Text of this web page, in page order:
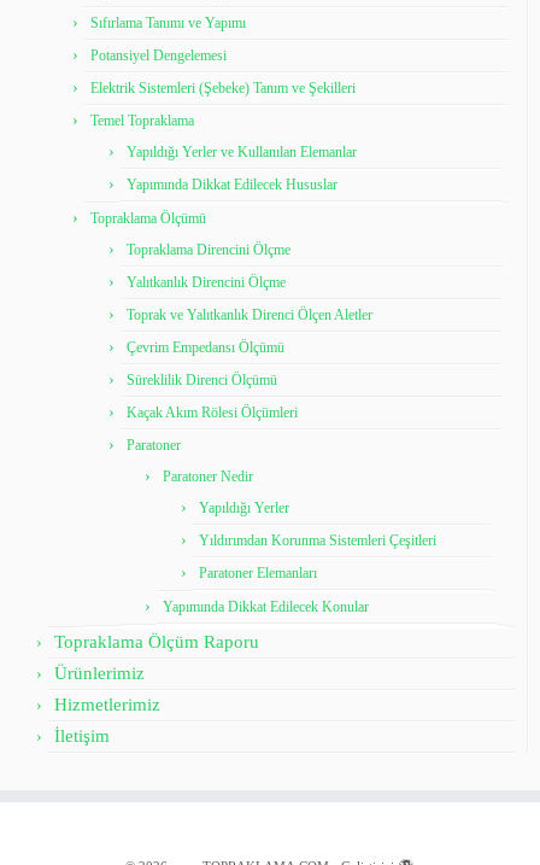
Sıfırlama Tanımı ve Yapımı
Potansiyel Dengelemesi
Elektrik Sistemleri (Şebeke) Tanım ve Şekilleri
Temel Topraklama
Yapıldığı Yerler ve Kullanılan Elemanlar
Yapımında Dikkat Edilecek Hususlar
Topraklama Ölçümü
Topraklama Direncini Ölçme
Yalıtkanlık Direncini Ölçme
Toprak ve Yalıtkanlık Direnci Ölçen Aletler
Çevrim Empedansı Ölçümü
Süreklilik Direnci Ölçümü
Kaçak Akım Rölesi Ölçümleri
Paratoner
Paratoner Nedir
Yapıldığı Yerler
Yıldırımdan Korunma Sistemleri Çeşitleri
Paratoner Elemanları
Yapımında Dikkat Edilecek Konular
Topraklama Ölçüm Raporu
Ürünlerimiz
Hizmetlerimiz
İletişim